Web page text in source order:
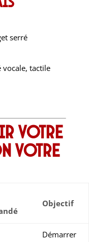
serré
vocale, tactile
votre
votre
Objectif
Démarrer